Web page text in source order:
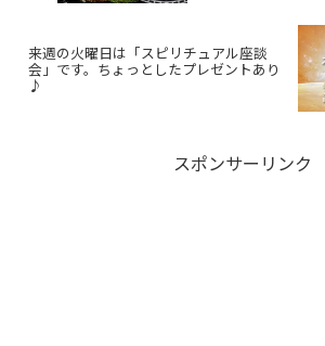
来週の火曜日は「スピリチュアル座談
会」です。ちょっとしたプレゼントあり
♪
スポンサーリンク